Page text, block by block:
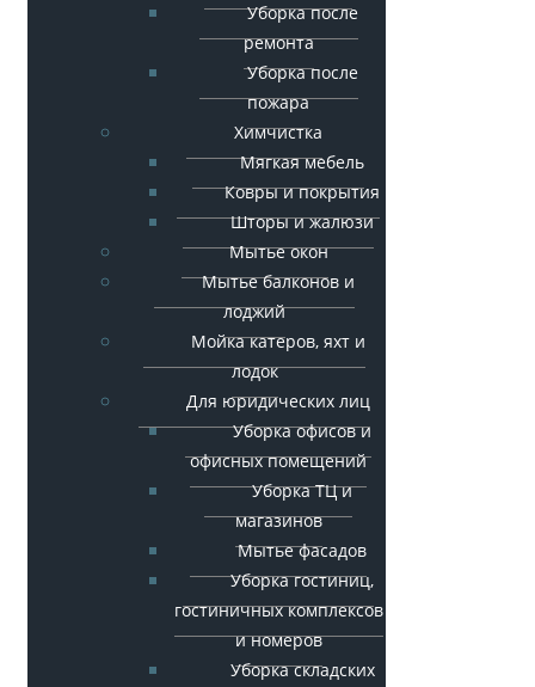
Уборка после
ремонта
Уборка после
пожара
Химчистка
Мягкая мебель
Ковры и покрытия
Шторы и жалюзи
Мытье окон
Мытье балконов и
лоджий
Мойка катеров, яхт и
лодок
Для юридических лиц
Уборка офисов и
офисных помещений
Уборка ТЦ и
магазинов
Мытье фасадов
Уборка гостиниц,
гостиничных комплексов
и номеров
Уборка складских